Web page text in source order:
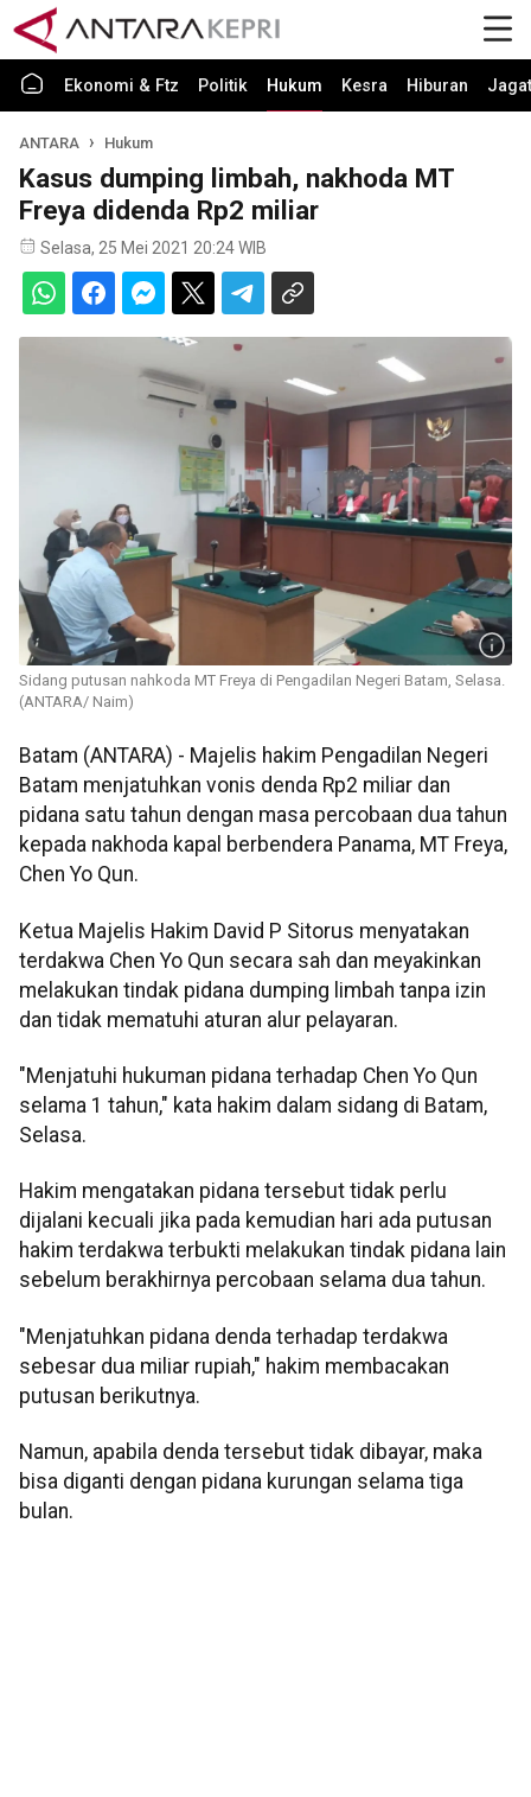
Ekonomi & Ftz Politik Hukum Kesra Hiburan Jagat
ANTARA Hukum
Kasus dumping limbah, nakhoda MT
Freya didenda Rp2 miliar
Selasa, 25 Mei 2021 20:24 WIB
Sidang putusan nahkoda MT Freya di Pengadilan Negeri Batam, Selasa.
(ANTARA/ Naim)
Batam (ANTARA) - Majelis hakim Pengadilan Negeri
Batam menjatuhkan vonis denda Rp2 miliar dan
pidana satu tahun dengan masa percobaan dua tahun
kepada nakhoda kapal berbendera Panama, MT Freya,
Chen Yo Qun.
Ketua Majelis Hakim David P Sitorus menyatakan
terdakwa Chen Yo Qun secara sah dan meyakinkan
melakukan tindak pidana dumping limbah tanpa izin
dan tidak mematuhi aturan alur pelayaran.
"Menjatuhi hukuman pidana terhadap Chen Yo Qun
selama 1 tahun," kata hakim dalam sidang di Batam,
Selasa.
Hakim mengatakan pidana tersebut tidak perlu
dijalani kecuali jika pada kemudian hari ada putusan
hakim terdakwa terbukti melakukan tindak pidana lain
sebelum berakhirnya percobaan selama dua tahun.
"Menjatuhkan pidana denda terhadap terdakwa
sebesar dua miliar rupiah," hakim membacakan
putusan berikutnya.
Namun, apabila denda tersebut tidak dibayar, maka
bisa diganti dengan pidana kurungan selama tiga
bulan.